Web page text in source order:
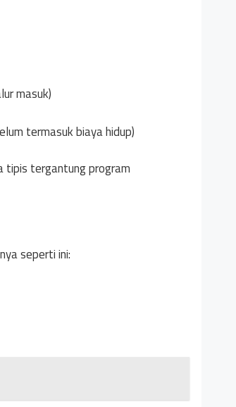
masuk)
termasuk biaya hidup)
tipis tergantung program
seperti ini: